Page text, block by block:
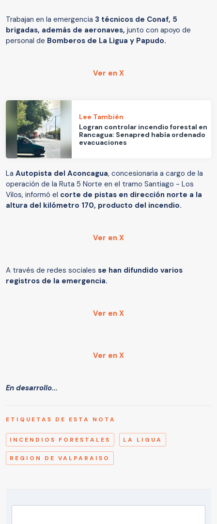
Trabajan en la emergencia 3 técnicos de Conaf, 5
brigadas, además de aeronaves, junto con apoyo de
personal de Bomberos de La Ligua y Papudo.
Ver en X
Lee También
Logran controlar incendio forestal en
Rancagua: Senapred había ordenado
evacuaciones
La Autopista del Aconcagua, concesionaria a cargo de la
operación de la Ruta 5 Norte en el tramo Santiago - Los
Vilos, informó el corte de pistas en dirección norte a la
altura del kilómetro 170, producto del incendio.
Ver en X
A través de redes sociales se han difundido varios
registros de la emergencia.
Ver en X
Ver en X
En desarrollo...
ETIQUETAS DE ESTA NOTA
INCENDIOS FORESTALES LA LIGUA
REGION DE VALPARAISO